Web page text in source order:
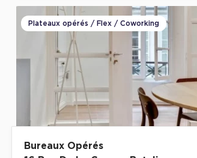
aux favoris
Plateaux opérés / Flex / Coworking
Bureaux Opérés